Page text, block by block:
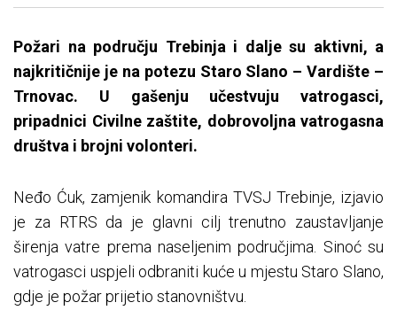
Požari na području Trebinja i dalje su aktivni, a
najkritičnije je na potezu Staro Slano – Vardište –
Trnovac. U gašenju učestvuju vatrogasci,
pripadnici Civilne zaštite, dobrovoljna vatrogasna
društva i brojni volonteri.
Neđo Ćuk, zamjenik komandira TVSЈ Trebinje, izjavio
je za RTRS da je glavni cilj trenutno zaustavljanje
širenja vatre prema naseljenim područjima. Sinoć su
vatrogasci uspjeli odbraniti kuće u mjestu Staro Slano,
gdje je požar prijetio stanovništvu.